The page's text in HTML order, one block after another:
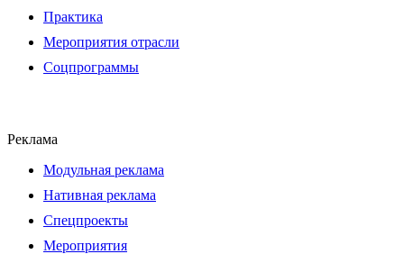
Практика
Мероприятия отрасли
Соцпрограммы
Реклама
Модульная реклама
Нативная реклама
Спецпроекты
Мероприятия